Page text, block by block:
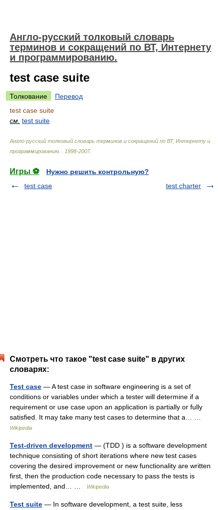
Англо-русский толковый словарь
терминов и сокращений по ВТ, Интернету
и программированию.
test case suite
Толкование
Перевод
test case suite
см. test suite
Англо-русский толковый словарь терминов и сокращений по ВТ, Интернету и
программированию.
1998-2007.
Игры ⚽
Нужно решить контрольную?
test case
test charter
Смотреть что такое "test case suite" в других
словарях:
Test case — A test case in software engineering is a set of
conditions or variables under which a tester will determine if a
requirement or use case upon an application is partially or fully
satisfied. It may take many test cases to determine that a… …
Wikipedia
Test-driven development — (TDD ) is a software development
technique consisting of short iterations where new test cases
covering the desired improvement or new functionality are written
first, then the production code necessary to pass the tests is
implemented, and… …
Wikipedia
Test suite — In software development, a test suite, less